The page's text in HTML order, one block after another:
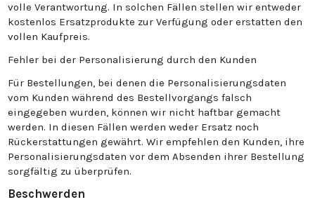
volle Verantwortung. In solchen Fällen stellen wir entweder
kostenlos Ersatzprodukte zur Verfügung oder erstatten den
vollen Kaufpreis.
Fehler bei der Personalisierung durch den Kunden
Für Bestellungen, bei denen die Personalisierungsdaten
vom Kunden während des Bestellvorgangs falsch
eingegeben wurden, können wir nicht haftbar gemacht
werden. In diesen Fällen werden weder Ersatz noch
Rückerstattungen gewährt. Wir empfehlen den Kunden, ihre
Personalisierungsdaten vor dem Absenden ihrer Bestellung
sorgfältig zu überprüfen.
Beschwerden